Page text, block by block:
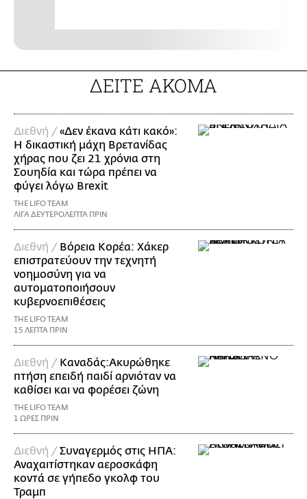
ΔΕΙΤΕ ΑΚΟΜΑ
Διεθνή /«Δεν έκανα κάτι κακό»:
Η δικαστική μάχη Βρετανίδας
χήρας που ζει 21 χρόνια στη
Σουηδία και τώρα πρέπει να
φύγει λόγω Brexit
THE LIFO TEAM
ΛΙΓΑ ΔΕΥΤΕΡΟΛΕΠΤΑ ΠΡΙΝ
Διεθνή / Βόρεια Κορέα: Χάκερ
επιστρατεύουν την τεχνητή
νοημοσύνη για να
αυτοματοποιήσουν
κυβερνοεπιθέσεις
THE LIFO TEAM
15 ΛΕΠΤΑ ΠΡΙΝ
Διεθνή / Καναδάς:Ακυρώθηκε
πτήση επειδή παιδί αρνιόταν να
καθίσει και να φορέσει ζώνη
THE LIFO TEAM
1 ΩΡΕΣ ΠΡΙΝ
Διεθνή /Συναγερμός στις ΗΠΑ:
Αναχαιτίστηκαν αεροσκάφη
κοντά σε γήπεδο γκολφ του
Τραμπ